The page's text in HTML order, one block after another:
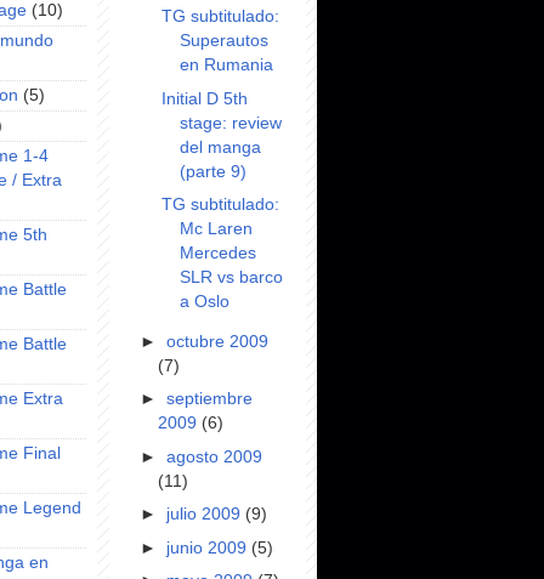
(10)
(5)
1-4
/ Extra
5th
Battle
Battle
Extra
Final
Legend
en
TG subtitulado:
Superautos
en Rumania
Initial D 5th
stage: review
del manga
(parte 9)
TG subtitulado:
Mc Laren
Mercedes
SLR vs barco
a Oslo
►octubre 2009
(7)
►septiembre
2009 (6)
►agosto 2009
(11)
► julio 2009 (9)
► junio 2009 (5)